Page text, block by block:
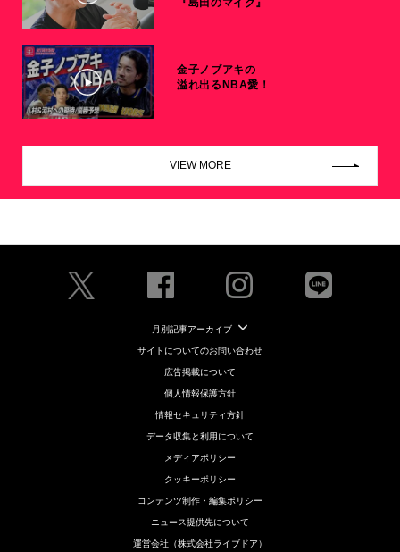
金子ノブアキの
溢れ出るNBA愛！
VIEW MORE
月別記事アーカイブ
サイトについてのお問い合わせ
広告掲載について
個人情報保護方針
情報セキュリティ方針
データ収集と利用について
メディアポリシー
クッキーポリシー
コンテンツ制作・編集ポリシー
ニュース提供先について
運営会社（株式会社ライブドア）